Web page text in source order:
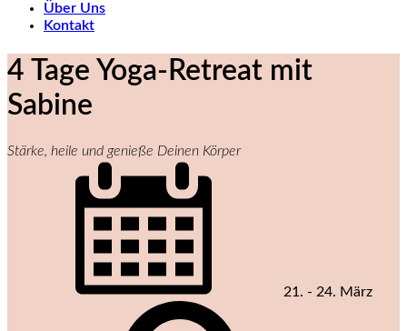
Über Uns
Kontakt
4 Tage Yoga-Retreat mit
Sabine
Stärke, heile und genieße Deinen Körper
21. - 24. März